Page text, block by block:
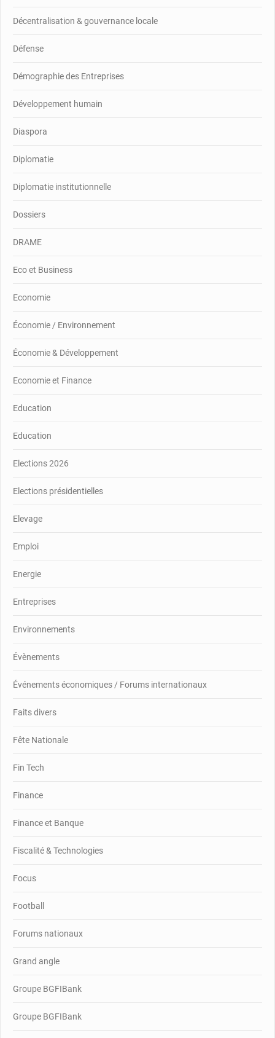
Décentralisation & gouvernance locale
Défense
Démographie des Entreprises
Développement humain
Diaspora
Diplomatie
Diplomatie institutionnelle
Dossiers
DRAME
Eco et Business
Economie
Économie / Environnement
Économie & Développement
Economie et Finance
Education
Education
Elections 2026
Elections présidentielles
Elevage
Emploi
Energie
Entreprises
Environnements
Évènements
Événements économiques / Forums internationaux
Faits divers
Fête Nationale
Fin Tech
Finance
Finance et Banque
Fiscalité & Technologies
Focus
Football
Forums nationaux
Grand angle
Groupe BGFIBank
Groupe BGFIBank